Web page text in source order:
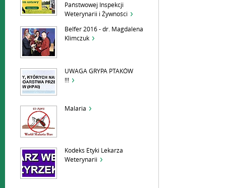
Państwowej Inspekcji
Weterynarii i Żywności
Belfer 2016 - dr. Magdalena
Klimczuk
UWAGA GRYPA PTAKÓW
!!!
Malaria
Kodeks Etyki Lekarza
Weterynarii